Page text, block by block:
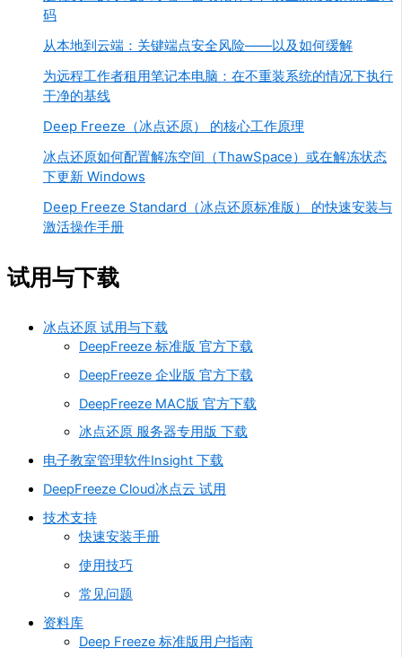
码
从本地到云端：关键端点安全风险——以及如何缓解
为远程工作者租用笔记本电脑：在不重装系统的情况下执行
干净的基线
Deep Freeze（冰点还原） 的核心工作原理
冰点还原如何配置解冻空间（ThawSpace）或在解冻状态
下更新 Windows
Deep Freeze Standard（冰点还原标准版） 的快速安装与
激活操作手册
试用与下载
冰点还原 试用与下载
DeepFreeze 标准版 官方下载
DeepFreeze 企业版 官方下载
DeepFreeze MAC版 官方下载
冰点还原 服务器专用版 下载
电子教室管理软件Insight 下载
DeepFreeze Cloud冰点云 试用
技术支持
快速安装手册
使用技巧
常见问题
资料库
Deep Freeze 标准版用户指南